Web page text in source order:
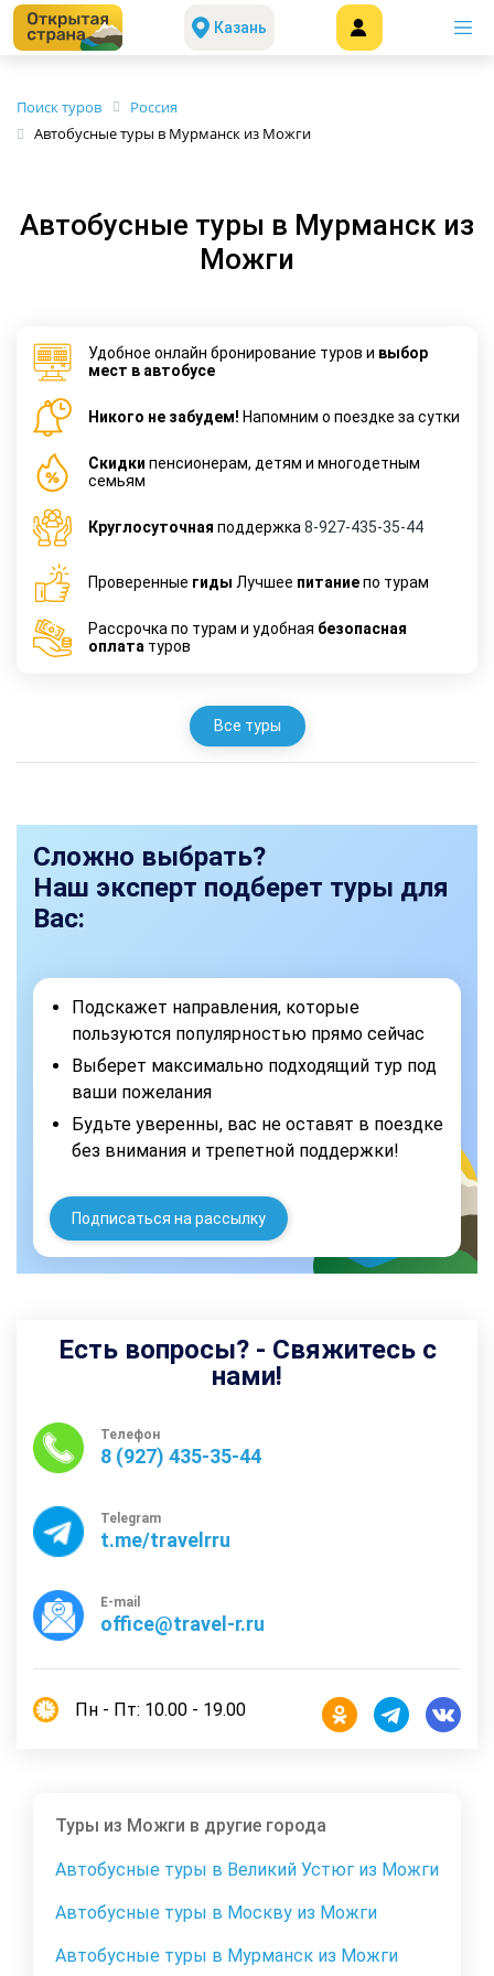
Казань
Поиск туров
Россия
Автобусные туры в Мурманск из Можги
Автобусные туры в Мурманск из
Можги
Удобное онлайн бронирование туров и выбор
мест в автобусе
Никого не забудем! Напомним о поездке за сутки
Cкидки пенсионерам, детям и многодетным
семьям
Круглосуточная поддержка 8-927-435-35-44
Проверенные гиды Лучшее питаниепо турам
Рассрочка по турам и удобная безопасная
оплата туров
Все туры
Сложно выбрать?
Наш эксперт подберет туры для
Вас:
Подскажет направления, которые
пользуются популярностью прямо сейчас
Выберет максимально подходящий тур под
ваши пожелания
Будьте уверенны, вас не оставят в поездке
без внимания и трепетной поддержки!
Подписаться на рассылку
Есть вопросы? - Свяжитесь с
нами!
Телефон
8 (927) 435-35-44
Telegram
t.me/travelrru
E-mail
office@travel-r.ru
Пн - Пт: 10.00 - 19.00
Туры из Можги в другие города
Автобусные туры в Великий Устюг из Можги
Автобусные туры в Москву из Можги
Автобусные туры в Мурманск из Можги